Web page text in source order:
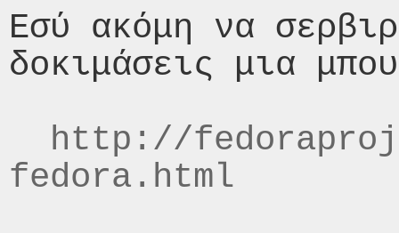
Εσύ ακόμη να
δοκιμάσεις μια
http://
fedora.html